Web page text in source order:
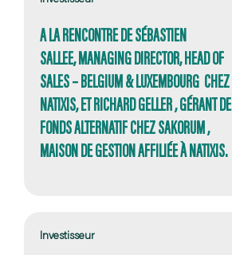
A LA RENCONTRE DE SÉBASTIEN
SALLEE, MANAGING DIRECTOR, HEAD OF
SALES – BELGIUM & LUXEMBOURG CHEZ
NATIXIS, ET RICHARD GELLER , GÉRANT DE
FONDS ALTERNATIF CHEZ SAKORUM ,
MAISON DE GESTION AFFILIÉE À NATIXIS.
Investisseur